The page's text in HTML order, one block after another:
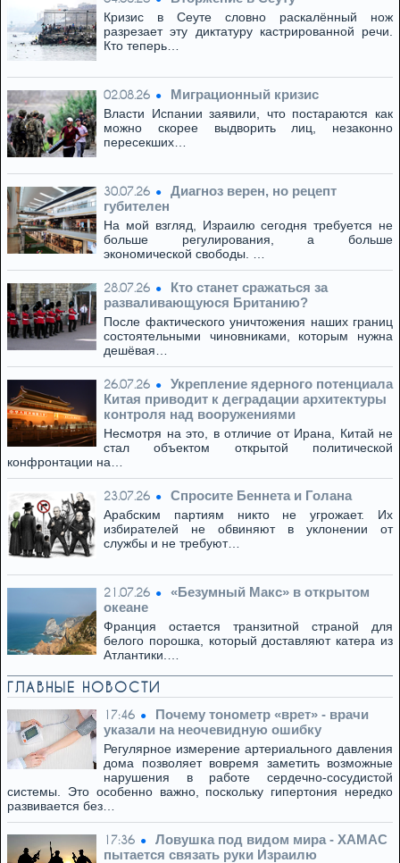
Кризис в Сеуте словно раскалённый нож
разрезает эту диктатуру кастрированной речи.
Кто теперь…
02.08.26 Миграционный кризис
Власти Испании заявили, что постараются как
можно скорее выдворить лиц, незаконно
пересекших…
30.07.26
Диагноз верен, но рецепт
губителен
На мой взгляд, Израилю сегодня требуется не
больше регулирования, а больше
экономической свободы. …
28.07.26
Кто станет сражаться за
разваливающуюся Британию?
После фактического уничтожения наших границ
состоятельными чиновниками, которым нужна
дешёвая…
26.07.26
Укрепление ядерного потенциала
Китая приводит к деградации архитектуры
контроля над вооружениями
Несмотря на это, в отличие от Ирана, Китай не
стал объектом открытой политической
конфронтации на…
23.07.26 Спросите Беннета и Голана
Арабским партиям никто не угрожает. Их
избирателей не обвиняют в уклонении от
службы и не требуют…
21.07.26
«Безумный Макс» в открытом
океане
Франция остается транзитной страной для
белого порошка, который доставляют катера из
Атлантики.…
ГЛАВНЫЕ НОВОСТИ
17:46
Почему тонометр «врет» - врачи
указали на неочевидную ошибку
Регулярное измерение артериального давления
дома позволяет вовремя заметить возможные
нарушения в работе сердечно-сосудистой
системы. Это особенно важно, поскольку гипертония нередко
развивается без…
17:36
Ловушка под видом мира - ХАМАС
пытается связать руки Израилю